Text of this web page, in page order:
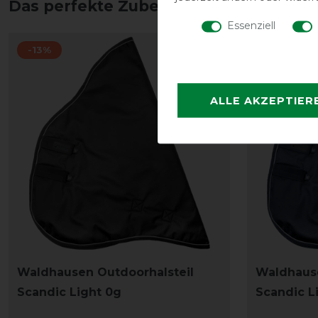
Das perfekte Zubehör für dich
-13%
Waldhausen Outdoorhalsteil
Scandic Light 0g
Scandic
Essenziell
ALLE